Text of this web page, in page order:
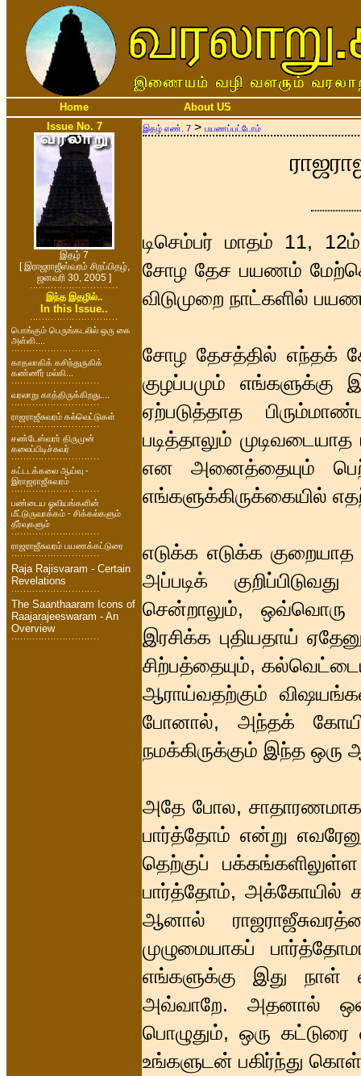
Home
About US
Issue No. 7
இதழ் 7
[ இராஜராஜீஸ்வரம் சிறப்பிதழ்,
ஜனவரி 30, 2005 ]
இந்த இதழில்..
In this Issue..
பொங்கும் பெருங்கடலில் ஒரு கை
அள்ளி....
காதலாகிக் கசிந்துருகிக்
கண்ணீர் மல்கி...
வரலாறு காத்திருக்கிறது....
ராஜராஜீசுவரம் கல்வெட்டுகள்
சண்டேஸ்வரர் திருமுன்
கலைப்பிடிச்சுவர்
கட்டடக்கலை ஆய்வு -
இராஜராஜீசுவரம்
பண்டைய ஓவியங்களின்
மீட்டுருவாக்கம் - சிக்கல்களும்
தீர்வுகளும்
ராஜராஜீசுவரம் பயணக்கட்டுரை
Raja Rajisvaram - Certain
Revelations
The Saanthaaram Icons of
Raajarajeeswaram - An
Overview
இதழ் எண். 7 > பயணப்பட்டோம்
டிசெம்பர் மாதம் 11,
சோழ தேச பயணம்
விடுமுறை நாட்களில்
சோழ தேசத்தில் எந்தக்
குழப்பமும்
ஏற்படுத்தாத
படித்தாலும்
என அனைத்தையும்
எங்களுக்கிருக்கையில்
எடுக்க எடுக்க
அப்படிக்
சென்றாலும், ஒவ்வொரு
இரசிக்க புதியதாய்
சிற்பத்தையும்,
ஆராய்வதற்கும்
போனால், அந்தக்
நமக்கிருக்கும் இந்த ஒரு
அதே போல, சாதாரணமாக
பார்த்தோம் என்று
தெற்குப்
பார்த்தோம், அக்கோயில்
ஆனால்
முழுமையாகப்
எங்களுக்கு இது நாள்
அவ்வாறே. அதனால்
பொழுதும், ஒரு
உங்களுடன் பகிர்ந்து